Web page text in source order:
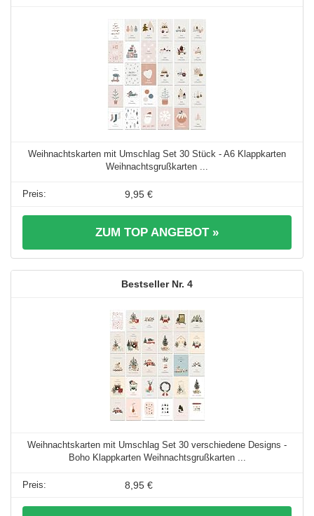
Weihnachtskarten mit Umschlag Set 30 Stück - A6 Klappkarten
Weihnachtsgrußkarten ...
9,95 €
ZUM TOP ANGEBOT »
4
Weihnachtskarten mit Umschlag Set 30 verschiedene Designs -
Boho Klappkarten Weihnachtsgrußkarten ...
8,95 €